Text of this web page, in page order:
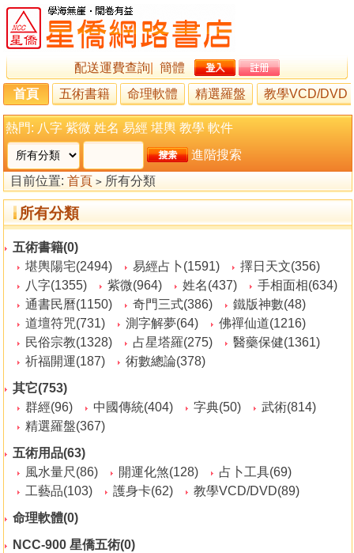
配送運費查詢
簡體
首頁
五術書籍 命理軟體 精選羅盤 教學VCD/DVD
熱門: 八字 紫微 姓名 易經 堪輿 教學 軟件
進階搜索
目前位置: 首頁 > 所有分類
所有分類
五術書籍(0)
堪輿陽宅(2494)
易經占卜(1591)
擇日天文(356)
八字(1355)
紫微(964) 姓名(437)
手相面相(634)
通書民曆(1150)
奇門三式(386)
鐵版神數(48)
道壇符咒(731)
測字解夢(64)
佛禪仙道(1216)
民俗宗教(1328)
占星塔羅(275)
醫藥保健(1361)
祈福開運(187)
術數總論(378)
其它(753)
群經(96)
中國傳統(404) 字典(50)
武術(814)
精選羅盤(367)
五術用品(63)
風水量尺(86)
開運化煞(128)
占卜工具(69)
工藝品(103)
護身卡(62)
教學VCD/DVD(89)
命理軟體(0)
NCC-900 星僑五術(0)